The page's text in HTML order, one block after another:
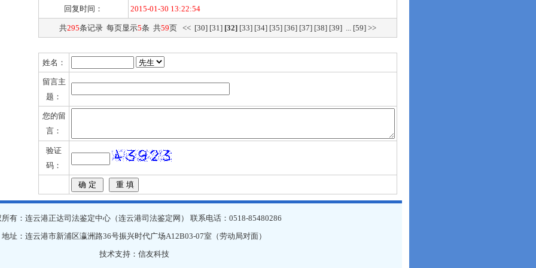
回复时间： 2015-01-30 13:22:54
共295条记录 每页显示5条 共59页 << [30] [31] [32] [33] [34] [35] [36] [37] [38] [39] ... [59] >>
姓名：
留言主
题：
您的留
言：
验证
码：
所有：连云港正达司法鉴定中心（连云港司法鉴定网） 联系电话：0518-85480286
地址：连云港市新浦区瀛洲路36号振兴时代广场A12B03-07室（劳动局对面）
技术支持： 信友科技